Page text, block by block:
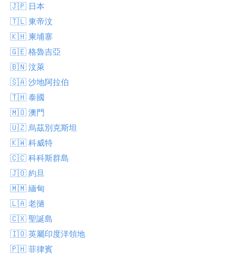
🇯🇵 日本
🇹🇱 東帝汶
🇰🇭 柬埔寨
🇬🇪 格魯吉亞
🇧🇳 汶萊
🇸🇦 沙地阿拉伯
🇹🇭 泰國
🇲🇴 澳門
🇺🇿 烏茲別克斯坦
🇰🇼 科威特
🇨🇨 科科斯群島
🇯🇴 約旦
🇲🇲 緬甸
🇱🇦 老撾
🇨🇽 聖誕島
🇮🇴 英屬印度洋領地
🇵🇭 菲律賓